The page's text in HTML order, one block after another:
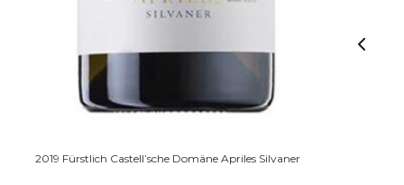
Domäne KUGELSPIEL
2022 Fürstlich Castell’sche Domäne